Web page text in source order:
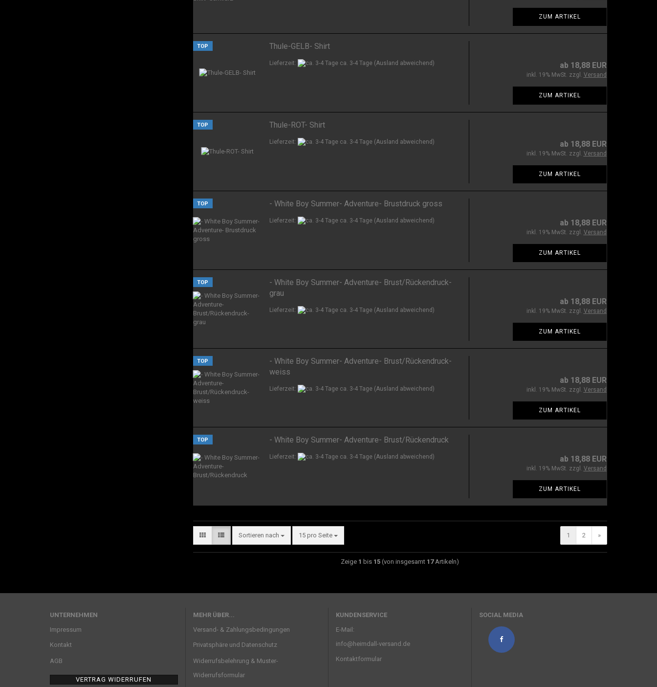
ZUM ARTIKEL
TOP Thule-GELB- Shirt
Lieferzeit: ca. 3-4 Tage (Ausland abweichend) ab 18,88 EUR
inkl. 19% MwSt. zzgl. Versand
ZUM ARTIKEL
TOP Thule-ROT- Shirt
Lieferzeit: ca. 3-4 Tage (Ausland abweichend) ab 18,88 EUR
inkl. 19% MwSt. zzgl. Versand
ZUM ARTIKEL
TOP - White Boy Summer- Adventure- Brustdruck gross
Lieferzeit: ca. 3-4 Tage (Ausland abweichend) ab 18,88 EUR
inkl. 19% MwSt. zzgl. Versand
ZUM ARTIKEL
TOP
- White Boy Summer- Adventure- Brust/Rückendruck-
grau
Lieferzeit: ca. 3-4 Tage (Ausland abweichend)
ab 18,88 EUR
inkl. 19% MwSt. zzgl. Versand
ZUM ARTIKEL
TOP
- White Boy Summer- Adventure- Brust/Rückendruck-
weiss
Lieferzeit: ca. 3-4 Tage (Ausland abweichend)
ab 18,88 EUR
inkl. 19% MwSt. zzgl. Versand
ZUM ARTIKEL
TOP - White Boy Summer- Adventure- Brust/Rückendruck
Lieferzeit: ca. 3-4 Tage (Ausland abweichend) ab 18,88 EUR
inkl. 19% MwSt. zzgl. Versand
ZUM ARTIKEL
Sortieren nach 15 pro Seite 1 2 »
Zeige 1 bis 15 (von insgesamt 17Artikeln)
UNTERNEHMEN
Impressum
Kontakt
AGB
VERTRAG WIDERRUFEN
MEHR ÜBER...
Versand- & Zahlungsbedingungen
Privatsphäre und Datenschutz
Widerrufsbelehrung & Muster-
Widerrufsformular
KUNDENSERVICE
E-Mail:
info@heimdall-versand.de
Kontaktformular
SOCIAL MEDIA